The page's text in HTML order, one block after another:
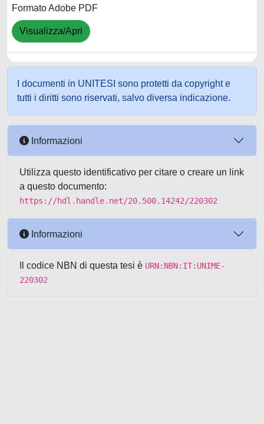
Formato Adobe PDF
Visualizza/Apri
I documenti in UNITESI sono protetti da copyright e
tutti i diritti sono riservati, salvo diversa indicazione.
Informazioni
Utilizza questo identificativo per citare o creare un link
a questo documento:
https://hdl.handle.net/20.500.14242/220302
Informazioni
Il codice NBN di questa tesi è URN:NBN:IT:UNIME-
220302